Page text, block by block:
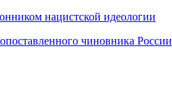
нацистской идеологии
чиновника России